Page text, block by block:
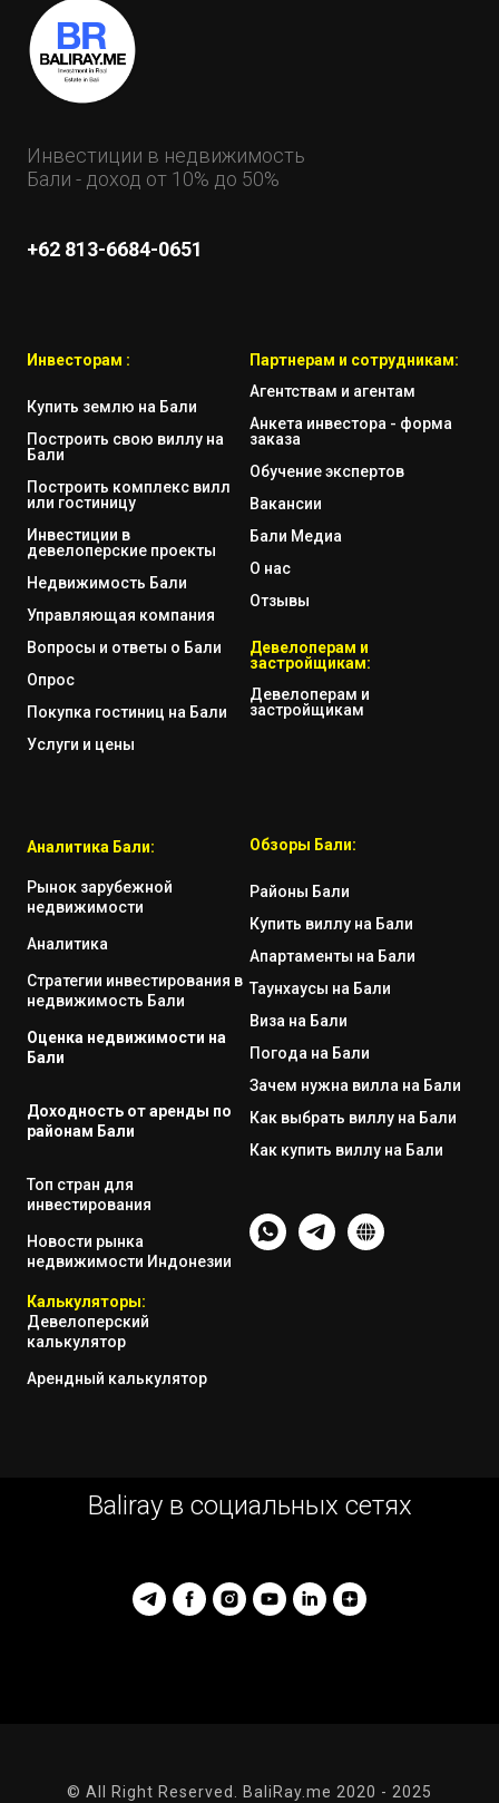
Инвестиции в недвижимость
Бали - доход от 10% до 50%
+62 813-6684-0651
Инвесторам :
Купить землю на Бали
Построить свою виллу на
Бали
Построить комплекс вилл
или гостиницу
Инвестиции в
девелоперские проекты
Недвижимость Бали
Управляющая компания
Вопросы и ответы о Бали
Опрос
Покупка гостиниц на Бали
Услуги и цены
Партнерам и сотрудникам:
Агентствам и агентам
Анкета инвестора - форма
заказа
Обучение экспертов
Вакансии
Бали Медиа
О нас
Отзывы
Девелоперам и
застройщикам:
Девелоперам и
застройщикам
Аналитика Бали:
Рынок зарубежной
недвижимости
Аналитика
Стратегии инвестирования в
недвижимость Бали
Оценка недвижимости на
Бали
Доходность от аренды по
районам Бали
Топ стран для
инвестирования
Новости рынка
недвижимости Индонезии
Калькуляторы:
Девелоперский
калькулятор
Арендный калькулятор
Обзоры Бали:
Районы Бали
Купить виллу на Бали
Апартаменты на Бали
Таунхаусы на Бали
Виза на Бали
Погода на Бали
Зачем нужна вилла на Бали
Как выбрать виллу на Бали
Как купить виллу на Бали
Baliray в социальных сетях
© All Right Reserved. BaliRay.me 2020 - 2025